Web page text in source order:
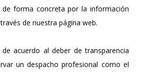
de forma concreta por la información
de nuestra página web.
acuerdo al deber de transparencia
un despacho profesional como el